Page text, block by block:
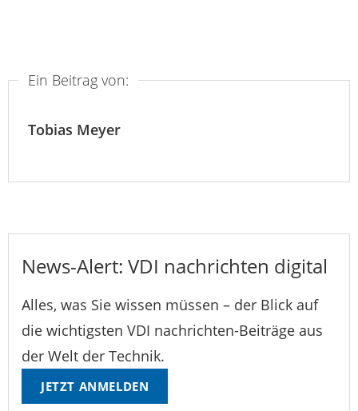
Ein Beitrag von:
Tobias Meyer
News-Alert: VDI nachrichten digital
Alles, was Sie wissen müssen – der Blick auf
die wichtigsten VDI nachrichten-Beiträge aus
der Welt der Technik.
JETZT ANMELDEN